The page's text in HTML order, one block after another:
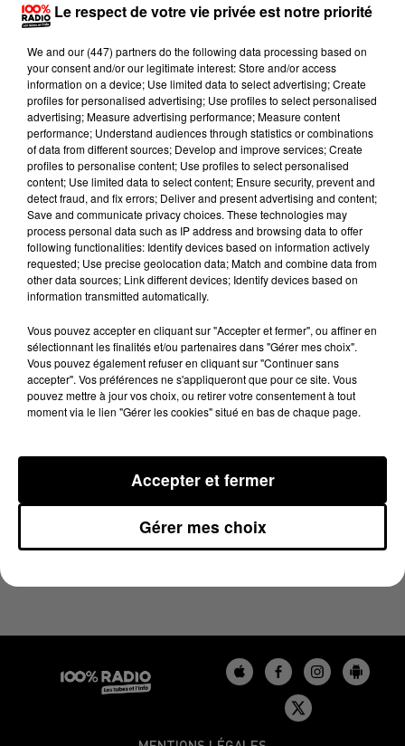
Lecture (4 min 28 sec)
100%
20 février 2025 - 4 min 28 sec
LES INFOS DU TARN DU 20/02/2025 À 07H28
Le respect de votre vie privée est notre priorité
We and our (447) partnersdo the following data processing based on
your consent and/or our legitimate interest: Store and/or access
information on a device; Use limited data to select advertising; Create
profiles for personalised advertising; Use profiles to select personalised
advertising; Measure advertising performance; Measure content
performance; Understand audiences through statistics or combinations
of data from different sources; Develop and improve services; Create
profiles to personalise content; Use profiles to select personalised
content; Use limited data to select content; Ensure security, prevent and
detect fraud, and fix errors; Deliver and present advertising and content;
Save and communicate privacy choices. These technologies may
process personal data such as IP address and browsing data to offer
following functionalities: Identify devices based on information actively
requested; Use precise geolocation data; Match and combine data from
other data sources; Link different devices; Identify devices based on
information transmitted automatically.
Vous pouvez accepter en cliquant sur "Accepter et fermer", ou affiner en
sélectionnant les finalités et/ou partenaires dans "Gérer mes choix".
Vous pouvez également refuser en cliquant sur "Continuer sans
accepter". Vos préférences ne s'appliqueront que pour ce site. Vous
pouvez mettre à jour vos choix, ou retirer votre consentement à tout
moment via le lien "Gérer les cookies" situé en bas de chaque page.
Gérer mes choix
Accepter et fermer